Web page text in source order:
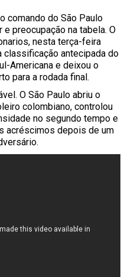
comando do São Paulo
preocupação na tabela. O
nesta terça-feira
classificação antecipada do
Americana e deixou o
para a rodada final.
O São Paulo abriu o
colombiano, controlou
no segundo tempo e
acréscimos depois de um